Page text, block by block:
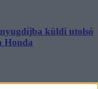
küldi utolsó
Honda